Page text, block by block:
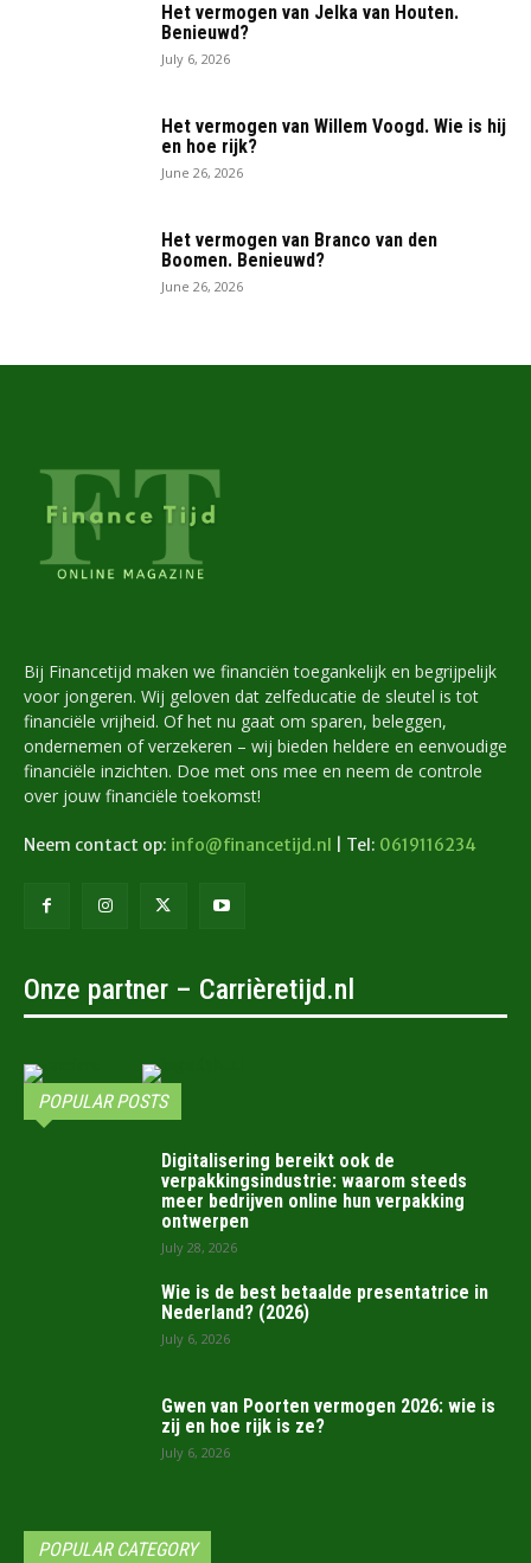
Het vermogen van Jelka van Houten.
Benieuwd?
July 6, 2026
Het vermogen van Willem Voogd. Wie is hij
en hoe rijk?
June 26, 2026
Het vermogen van Branco van den
Boomen. Benieuwd?
June 26, 2026
Bij Financetijd maken we financiën toegankelijk en begrijpelijk
voor jongeren. Wij geloven dat zelfeducatie de sleutel is tot
financiële vrijheid. Of het nu gaat om sparen, beleggen,
ondernemen of verzekeren – wij bieden heldere en eenvoudige
financiële inzichten. Doe met ons mee en neem de controle
over jouw financiële toekomst!
Neem contact op: info@financetijd.nl | Tel: 0619116234
Onze partner – Carrièretijd.nl
POPULAR POSTS
Digitalisering bereikt ook de
verpakkingsindustrie: waarom steeds
meer bedrijven online hun verpakking
ontwerpen
July 28, 2026
Wie is de best betaalde presentatrice in
Nederland? (2026)
July 6, 2026
Gwen van Poorten vermogen 2026: wie is
zij en hoe rijk is ze?
July 6, 2026
POPULAR CATEGORY